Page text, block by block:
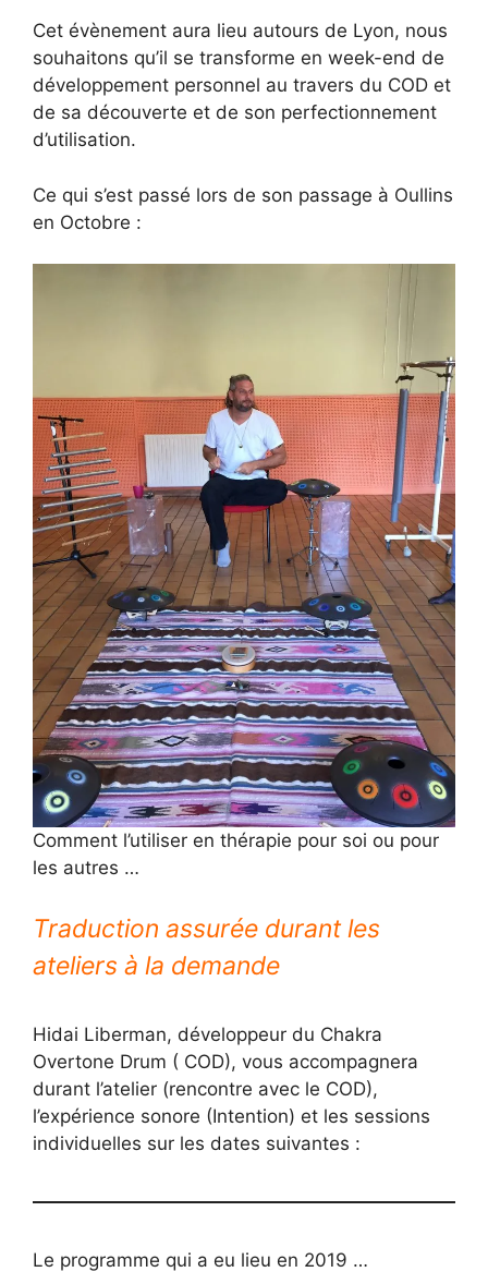
Cet évènement aura lieu autours de Lyon, nous
souhaitons qu’il se transforme en week-end de
développement personnel au travers du COD et
de sa découverte et de son perfectionnement
d’utilisation.
Ce qui s’est passé lors de son passage à Oullins
en Octobre :
Comment l’utiliser en thérapie pour soi ou pour
les autres …
Traduction assurée durant les
ateliers à la demande
Hidai Liberman, développeur du Chakra
Overtone Drum ( COD), vous accompagnera
durant l’atelier (rencontre avec le COD),
l’expérience sonore (Intention) et les sessions
individuelles sur les dates suivantes :
Le programme qui a eu lieu en 2019 …